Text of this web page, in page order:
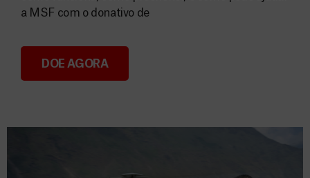
Consignação do IRS 2026
a MSF com o donativo de
DOE AGORA